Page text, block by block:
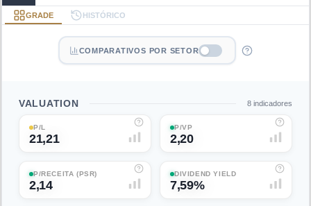
GRADE HISTÓRICO
COMPARATIVOS POR SETOR
VALUATION 8 indicadores
P/L
21,21
P/VP
2,20
P/RECEITA (PSR)
2,14
DIVIDEND YIELD
7,59%